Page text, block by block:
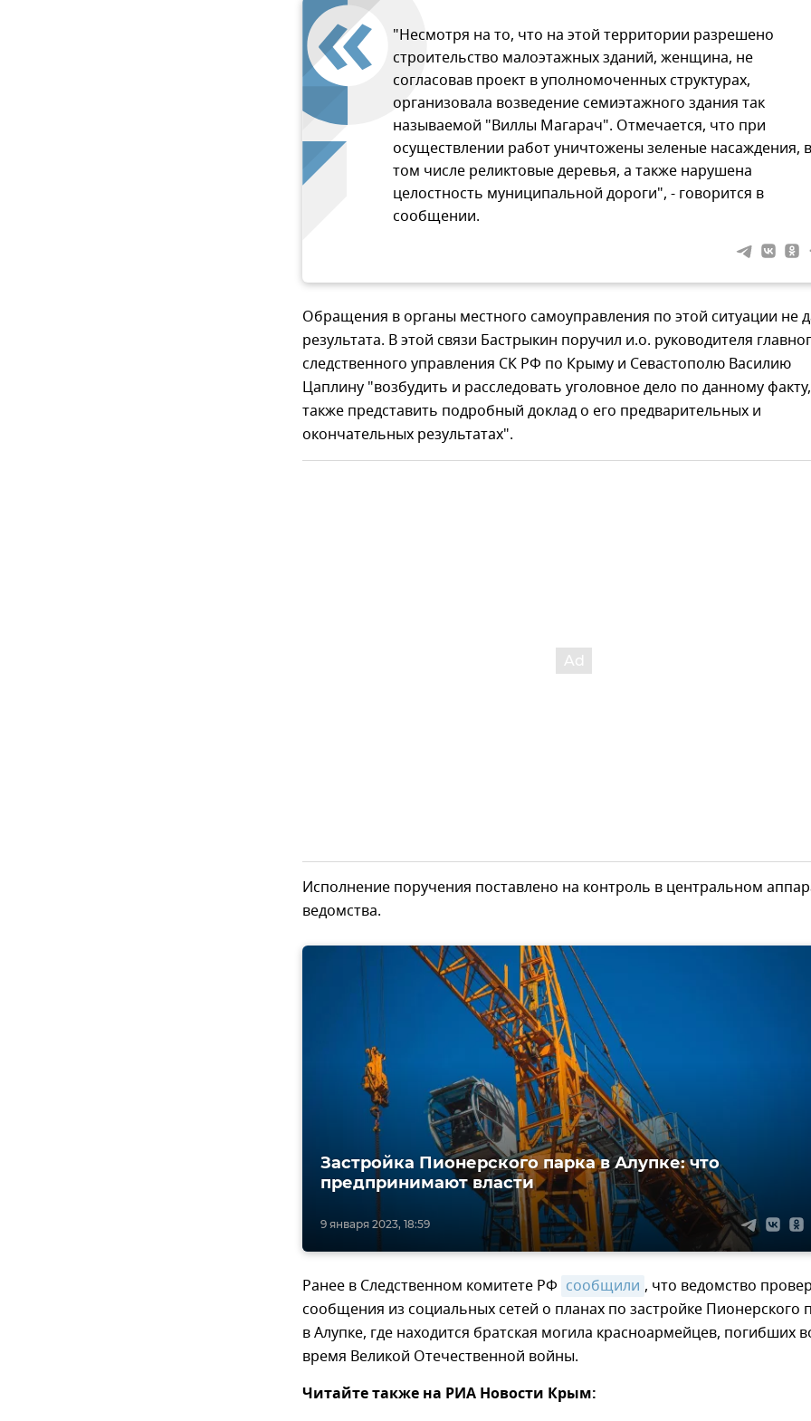
"Несмотря на то, что на этой территории разрешено
строительство малоэтажных зданий, женщина, не
согласовав проект в уполномоченных структурах,
организовала возведение семиэтажного здания так
называемой "Виллы Магарач". Отмечается, что при
осуществлении работ уничтожены зеленые насаждения, в
том числе реликтовые деревья, а также нарушена
целостность муниципальной дороги", - говорится в
сообщении.
Обращения в органы местного самоуправления по этой ситуации не
результата. В этой связи Бастрыкин поручил и.о. руководителя
следственного управления СК РФ по Крыму и Севастополю Василию
Цаплину "возбудить и расследовать уголовное дело по данному
также представить подробный доклад о его предварительных и
окончательных результатах".
Исполнение поручения поставлено на контроль в центральном
ведомства.
9 января 2023, 18:59
Застройка Пионерского парка в Алупке: что
предпринимают власти
Ранее в Следственном комитете РФ сообщили , что ведомство
сообщения из социальных сетей о планах по застройке Пионерского
в Алупке, где находится братская могила красноармейцев, погибших
время Великой Отечественной войны.
Читайте также на РИА Новости Крым: